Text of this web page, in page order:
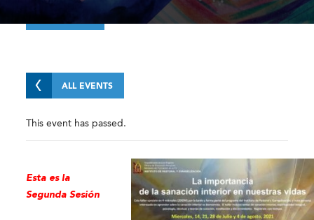
ALL EVENTS
This event has passed.
Esta es la
Segunda Sesión